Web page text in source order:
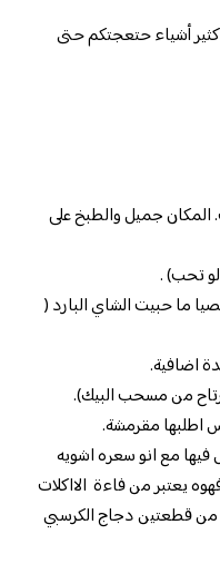
أشياء حتعجتكم حتى
جميل والطبخ على
تحب) .
ما حبيت الشاي البارد (
اضافية.
من مسحب البيك).
اطلبها مقرمشة.
مع انو سعره اشويه
يعتبر من فاءة الااكلات
من قطعتين دجاج الكرسبي